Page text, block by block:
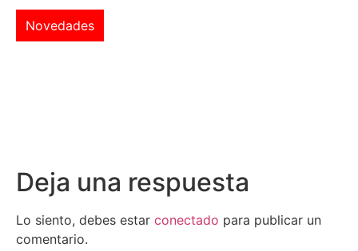
Novedades
Deja una respuesta
Lo siento, debes estar conectado para publicar un
comentario.